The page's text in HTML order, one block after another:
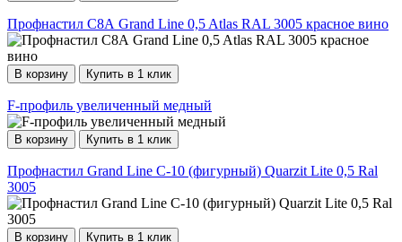
Профнастил С8А Grand Line 0,5 Atlas RAL 3005 красное вино
В корзину Купить в 1 клик
F-профиль увеличенный медный
В корзину Купить в 1 клик
Профнастил Grand Line С-10 (фигурный) Quarzit Lite 0,5 Ral
3005
В корзину Купить в 1 клик